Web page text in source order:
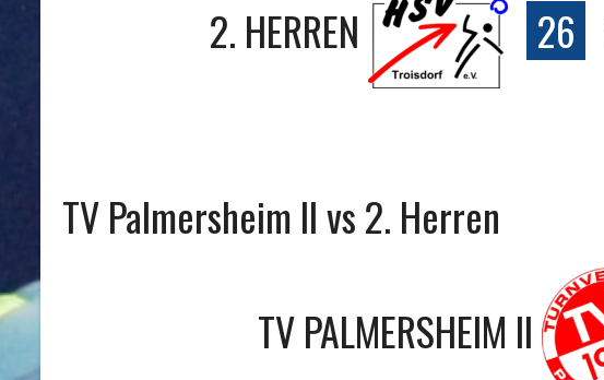
2. HERREN
26
TV Palmersheim II vs 2. Herren
TV PALMERSHEIM II